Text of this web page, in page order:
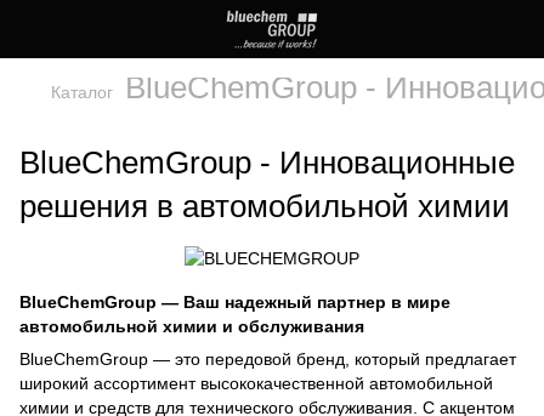
Каталог BlueChemGroup -
BlueChemGroup - Инновационные
решения в автомобильной химии
BlueChemGroup — Ваш надежный партнер в мире
автомобильной химии и обслуживания
BlueChemGroup — это передовой бренд, который предлагает
широкий ассортимент высококачественной автомобильной
химии и средств для технического обслуживания. С акцентом